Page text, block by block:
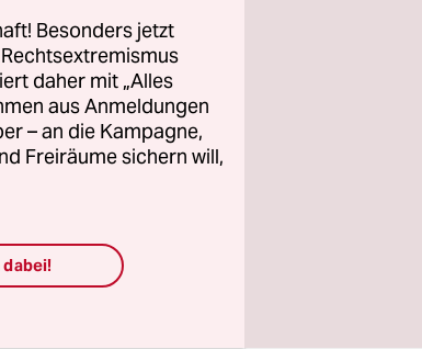
Besonders jetzt
daher mit „Alles
aus Anmeldungen
– an die Kampagne,
Freiräume sichern will,